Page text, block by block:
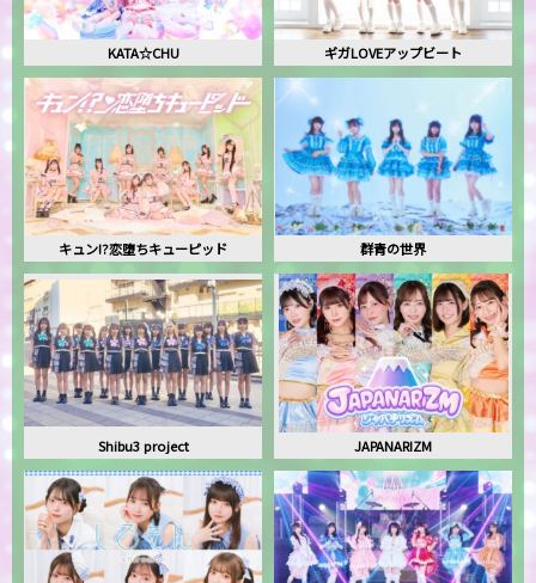
KATA☆CHU ギガLOVEアップビート
キュン!?恋堕ちキューピッド 群青の世界
Shibu3 project JAPANARIZM